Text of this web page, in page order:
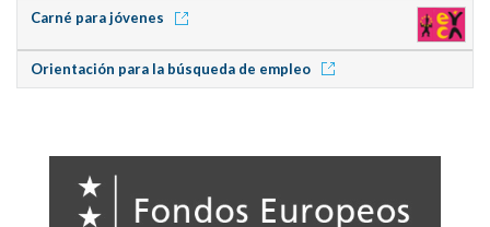
Carné para jóvenes
Orientación para la búsqueda de empleo